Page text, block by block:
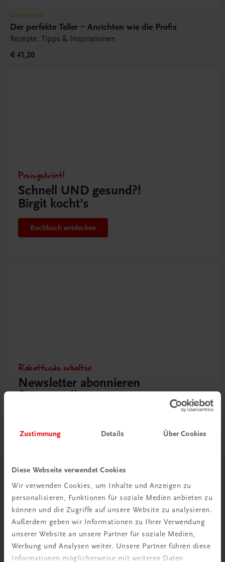
Zustimmung Details Über Cookies
Diese Webseite verwendet Cookies
Wir verwenden Cookies, um Inhalte und Anzeigen zu
personalisieren, Funktionen für soziale Medien anbieten zu
können und die Zugriffe auf unsere Website zu analysieren.
Außerdem geben wir Informationen zu Ihrer Verwendung
unserer Website an unsere Partner für soziale Medien,
Werbung und Analysen weiter. Unsere Partner führen diese
Informationen möglicherweise mit weiteren Daten
Gastronomie
Der perfekte Teller – Anrichten wie die Profis
Rezepte, Tipps & Inspirationen
€ 41,20
Preisgekrönt!
Schnell UND gesund?!
Birgit kocht’s
Kochbuch entdecken
Rabattcode erhalten
Newsletter abonnieren
& Versandkosten sparen
Herzlich willkommen bei TRAUNER!
Wir über uns